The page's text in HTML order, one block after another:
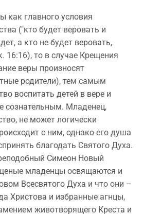
как главного условия
("кто будет веровать и
а кто не будет веровать,
16:16), то в случае Крещения
веры произносят
родители), тем самым
воспитать детей в вере и
сознательным. Младенец,
не может логически
с ним, однако его душа
благодать Святого Духа.
Симеон Новый
младенцы освящаются и
Всесвятого Духа и что они –
Христова и избранные агнцы,
животворящего Креста и